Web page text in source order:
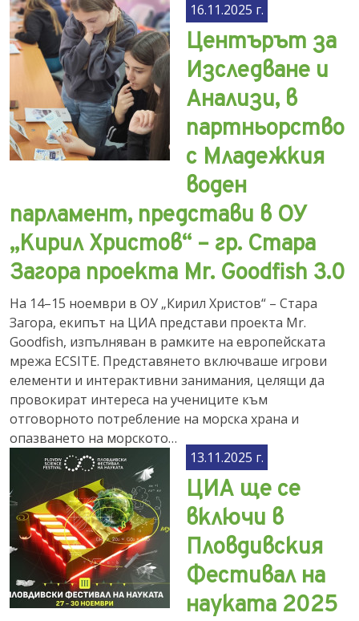
16.11.2025 г.
Центърът за
Изследване и
Анализи, в
партньорство
с Младежкия
воден
парламент, представи в ОУ
„Кирил Христов“ – гр. Стара
Загора проекта Mr. Goodfish 3.0
На 14–15 ноември в ОУ „Кирил Христов“ – Стара
Загора, екипът на ЦИА представи проекта Mr.
Goodfish, изпълняван в рамките на европейската
мрежа ECSITE. Представянето включваше игрови
елементи и интерактивни занимания, целящи да
провокират интереса на учениците към
отговорното потребление на морска храна и
опазването на морското…
13.11.2025 г.
ЦИА ще се
включи в
Пловдивския
Фестивал на
науката 2025